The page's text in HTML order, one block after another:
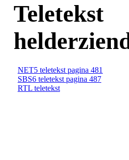
Teletekst
NET5 teletekst pagina 481
SBS6 teletekst pagina 487
RTL teletekst